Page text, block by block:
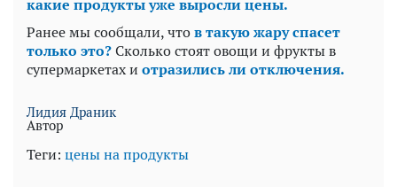
какие продукты уже выросли цены.
Ранее мы сообщали, чтов такую жару спасет
только это?Сколько стоят овощи и фрукты в
супермаркетах и отразились ли отключения.
Лидия Драник
Автор
Теги: цены на продукты